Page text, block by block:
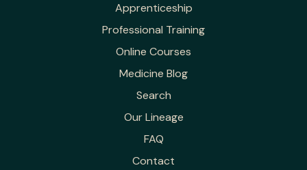
Apprenticeship
Professional Training
Online Courses
Medicine Blog
Search
Our Lineage
FAQ
Contact